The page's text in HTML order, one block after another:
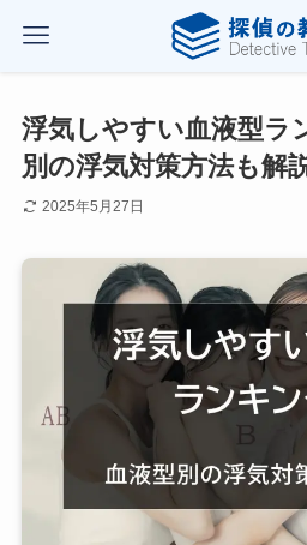
浮気しやすい血液型ラ
別の浮気対策方法も解
2025年5月27日